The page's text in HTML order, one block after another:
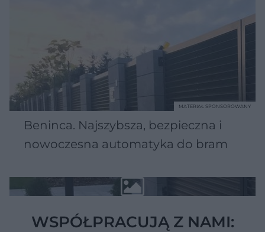
Beninca. Najszybsza, bezpieczna i
nowoczesna automatyka do bram
MATERIAŁ SPONSOROWANY
WSPÓŁPRACUJĄ Z NAMI: